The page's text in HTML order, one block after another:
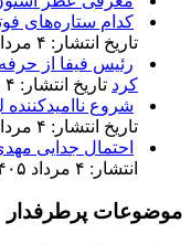
کدام ستاره‌های
تاریخ انتشار: ۴ مرداد ۱۴۰۵
رئیس فیفا از
کرد تاریخ انتشار: ۴ مرداد ۱۴۰۵
شروع
تاریخ انتشار: ۴ مرداد ۱۴۰۵
احتمال جدایی
انتشار: ۴ مرداد ۱۴۰۵
موضوعات پرطرفدار